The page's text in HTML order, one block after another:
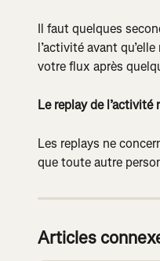
Il faut quelques
l’activité avant
votre flux après
Le replay de
Les replays ne
que toute autre
Articles